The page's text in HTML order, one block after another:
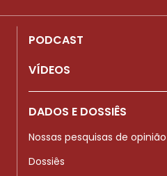
PODCAST
VÍDEOS
DADOS E DOSSIÊS
Nossas pesquisas de opinião
Dossiês